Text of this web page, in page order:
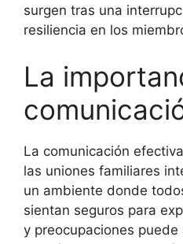
surgen tras una
resiliencia en los
La
La comunicación
las uniones familiares
un ambiente donde
sientan seguros para
y preocupaciones